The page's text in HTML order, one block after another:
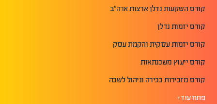
קורס השקעות נדלן ארצות ארה"ב
קורס יזמות נדלן
קורס יזמות עסקית והקמת עסק
קורס ייעוץ משכנתאות
קורס מזכירות בכירה וניהול לשכה
פתח עוד+